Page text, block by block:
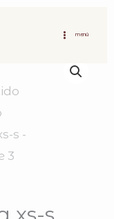
MENÚ